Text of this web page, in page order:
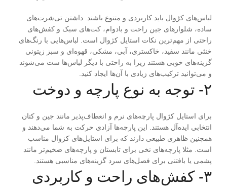
لباس‌های کژوال باید کاربردی و متنوع باشند. داشتن تی‌شرت‌های
ساده، شلوارهای جین راحت و بادوام، کت‌های سبک و کفش‌های
راحتی از مهم‌ترین نکات استایل کژوال است. لباس‌هایی با رنگ‌های
خنثی مانند سفید، خاکستری، آبی، مشکی، قهوه‌ای و سبز زیتونی
گزینه‌های خوبی هستند زیرا به راحتی با دیگر لباس‌ها ست می‌شوند
و می‌توانید ترکیب‌های زیادی با آن‌ها ایجاد کنید.
۲- توجه به نوع پارچه و دوخت
برای استایل کژوال پارچه‌های نرم و انعطاف‌پذیر مانند جین و کتان
انتخابی ایده‌آل هستند. این پارچه‌ها آزادی حرکت به شما می‌دهند و
همچنین ظاهری طبیعی دارند که برای استایل‌های کژوال مناسب
است. مثلا پارچه‌های نخی برای تابستان و پارچه‌های ضخیم‌تر مانند
پشمی یا بافتنی برای فصل‌های سرد گزینه‌های مناسبی هستند.
۳- کفش‌های راحت و کاربردی